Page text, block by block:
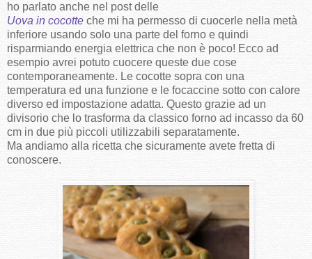
ho parlato anche nel post delle
Uova in cocotte che mi ha permesso di cuocerle nella metà
inferiore usando solo una parte del forno e quindi
risparmiando energia elettrica che non è poco! Ecco ad
esempio avrei potuto cuocere queste due cose
contemporaneamente. Le cocotte sopra con una
temperatura ed una funzione e le focaccine sotto con calore
diverso ed impostazione adatta. Questo grazie ad un
divisorio che lo trasforma da classico forno ad incasso da 60
cm in due più piccoli utilizzabili separatamente.
Ma andiamo alla ricetta che sicuramente avete fretta di
conoscere.